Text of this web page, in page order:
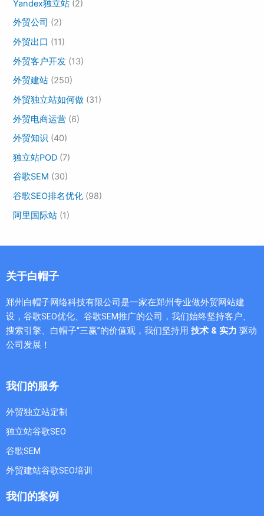
Yandex独立站 (2)
外贸公司 (2)
外贸出口 (11)
外贸客户开发 (13)
外贸建站 (250)
外贸独立站如何做 (31)
外贸电商运营 (6)
外贸知识 (40)
独立站POD (7)
谷歌SEM (30)
谷歌SEO排名优化 (98)
阿里国际站 (1)
关于白帽子
郑州白帽子网络科技有限公司是一家在郑州专业做外贸网站建
设，谷歌SEO优化、谷歌SEM推广的公司，我们始终坚持客户、
搜索引擎、白帽子“三赢”的价值观，我们坚持用 技术 & 实力 驱动
公司发展！
我们的服务
外贸独立站定制
独立站谷歌SEO
谷歌SEM
外贸建站谷歌SEO培训
我们的案例